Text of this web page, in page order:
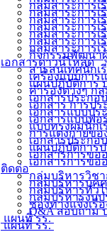
กลุ่มสาระการ
กลุ่มสาระการเ
กลุ่มสาระการ
กลุ่มสาระการ
กลุ่มสาระการเ
กลุ่มสาระการเ
กลุ่มสาระการเ
กิจกรรมพัฒนา
เอกสารดาวน์โหลด
สารสนเทศนักเ
เครื่องแบบการ
แผนปฏิบัติการ
คำรองต่างๆ ก
เอกสารประกอ
เอกสาร การป
เอกสารแบบปร
เอกสารแบบฟอ
แบบทรงผมนัก
การแต่งกายข
เอกสารประกอ
แผนปฏิบัติการป
เอกสารการขอ
เอกสารการขอ
ติดต่อ
กลุ่มบริหารวิชา
กลุ่มบริหารบุค
กลุ่มบริหารทั่วไ
กลุ่มบริหารงบ
ช่องทางแจ้งเรื่
Q&A สอบถาม
แผนที่ รร.
แผนที่ รร.